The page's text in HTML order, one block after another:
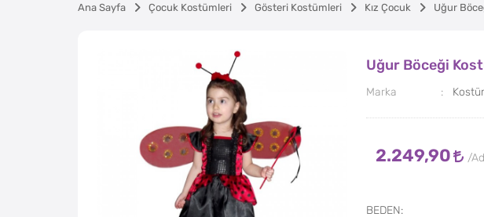
Ana Sayfa Çocuk Kostümleri Gösteri Kostümleri Kız Çocuk Uğur
Uğur Böceği
Marka
2.249,90
BEDEN